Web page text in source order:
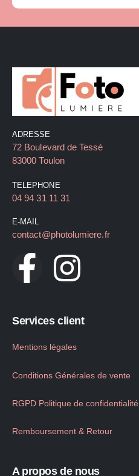
ADRESSE
72 Boulevard de Tessé
83000 Toulon
TELEPHONE
04 94 31 11 31
E-MAIL
contact@photolumiere.fr
Services client
Mentions légales
Conditions Générales de vente
RGPD Politique de confidentialité
Remboursement & Retour
A propos de nous